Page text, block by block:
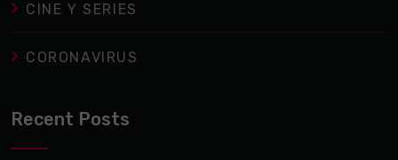
CINE Y SERIES
CORONAVIRUS
Recent Posts